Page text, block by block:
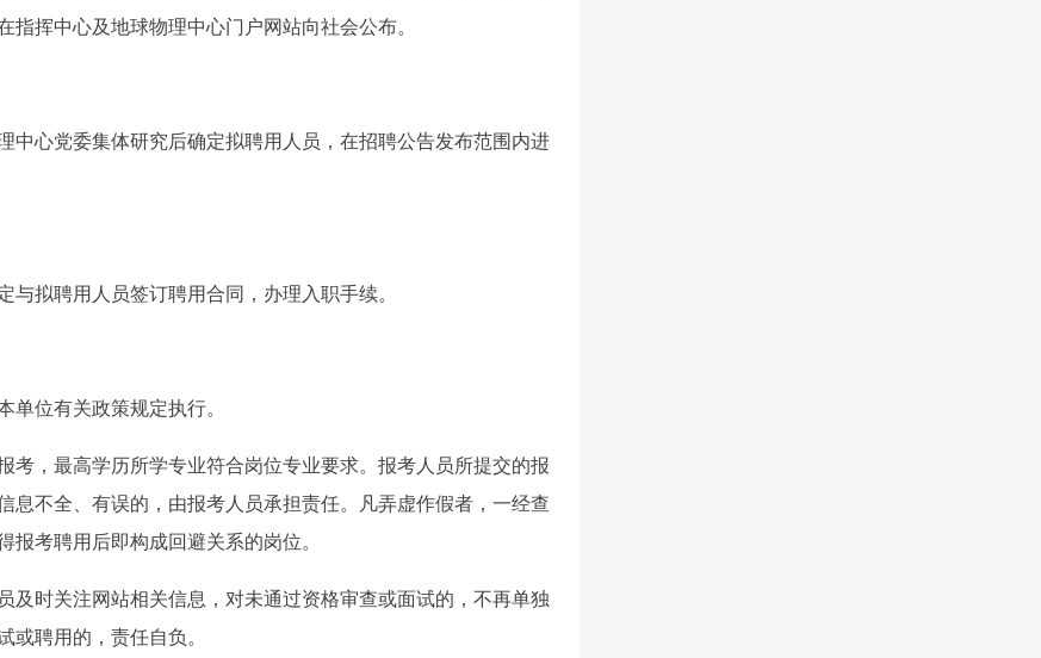
挥中心及地球物理中心门户网站向社会公布。
中心党委集体研究后确定拟聘用人员，在招聘公告发布范围内进
拟聘用人员签订聘用合同，办理入职手续。
单位有关政策规定执行。
考，最高学历所学专业符合岗位专业要求。报考人员所提交的报
息不全、有误的，由报考人员承担责任。凡弄虚作假者，一经查
考聘用后即构成回避关系的岗位。
及时关注网站相关信息，对未通过资格审查或面试的，不再单独
或聘用的，责任自负。